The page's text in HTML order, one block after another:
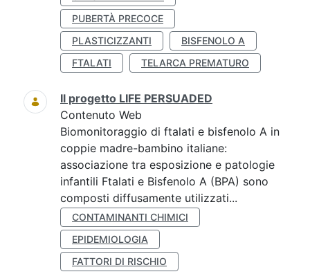
PUBERTÀ PRECOCE
PLASTICIZZANTI
BISFENOLO A
FTALATI
TELARCA PREMATURO
Il progetto LIFE PERSUADED
Contenuto Web
Biomonitoraggio di ftalati e bisfenolo A in
coppie madre-bambino italiane:
associazione tra esposizione e patologie
infantili Ftalati e Bisfenolo A (BPA) sono
composti diffusamente utilizzati...
CONTAMINANTI CHIMICI
EPIDEMIOLOGIA
FATTORI DI RISCHIO